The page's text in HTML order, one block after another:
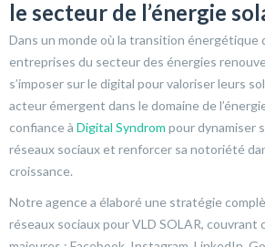
le secteur de l’énergie
Dans un monde où la transition énergétique
entreprises du secteur des énergies
s’imposer sur le digital pour valoriser leurs
acteur émergent dans le domaine de
confiance à Digital Syndrom pour dynamiser
réseaux sociaux et renforcer sa notoriété
croissance.
Notre agence a élaboré une stratégie
réseaux sociaux pour VLD SOLAR, couvrant